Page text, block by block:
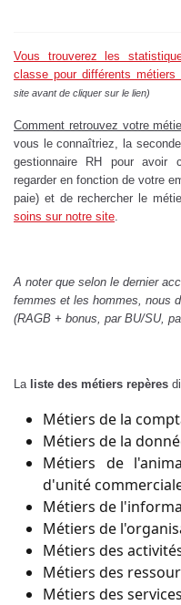
Vous trouverez les
classe pour différents métiers
site avant de cliquer sur le lien)
Comment retrouvez votre
vous le connaîtriez, la
gestionnaire RH pour avoir
regarder en fonction de votre
paie) et de rechercher le
soins sur notre site.
A noter que selon le dernier
femmes et les hommes, nous
(RAGB + bonus, par BU/SU,
Laliste des métiers repères
Métiers de la
Métiers de la
Métiers de
d'unité
Métiers de
Métiers de
Métiers des
Métiers des
Métiers des